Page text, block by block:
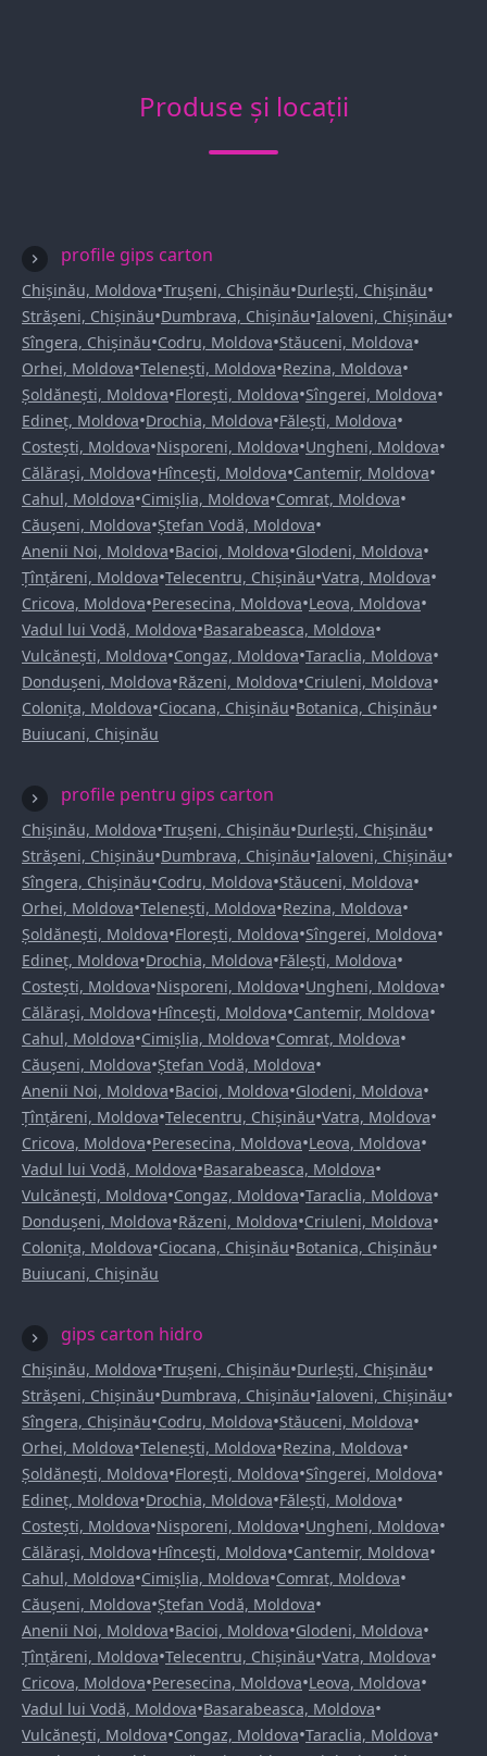
Produse și locații
profile gips carton
Chișinău, Moldova•Trușeni, Chișinău•Durlești, Chișinău•
Strășeni, Chișinău•Dumbrava, Chișinău•Ialoveni, Chișinău•
Sîngera, Chișinău•Codru, Moldova•Stăuceni, Moldova•
Orhei, Moldova•Telenești, Moldova•Rezina, Moldova•
Șoldănești, Moldova•Florești, Moldova•Sîngerei, Moldova•
Edineț, Moldova•Drochia, Moldova•Fălești, Moldova•
Costești, Moldova•Nisporeni, Moldova•Ungheni, Moldova•
Călărași, Moldova•Hîncești, Moldova•Cantemir, Moldova•
Cahul, Moldova•Cimișlia, Moldova•Comrat, Moldova•
Căușeni, Moldova•Ștefan Vodă, Moldova•
Anenii Noi, Moldova•Bacioi, Moldova•Glodeni, Moldova•
Țînțăreni, Moldova•Telecentru, Chișinău•Vatra, Moldova•
Cricova, Moldova•Peresecina, Moldova•Leova, Moldova•
Vadul lui Vodă, Moldova•Basarabeasca, Moldova•
Vulcănești, Moldova•Congaz, Moldova•Taraclia, Moldova•
Dondușeni, Moldova•Răzeni, Moldova•Criuleni, Moldova•
Colonița, Moldova•Ciocana, Chișinău•Botanica, Chișinău•
Buiucani, Chișinău
profile pentru gips carton
Chișinău, Moldova•Trușeni, Chișinău•Durlești, Chișinău•
Strășeni, Chișinău•Dumbrava, Chișinău•Ialoveni, Chișinău•
Sîngera, Chișinău•Codru, Moldova•Stăuceni, Moldova•
Orhei, Moldova•Telenești, Moldova•Rezina, Moldova•
Șoldănești, Moldova•Florești, Moldova•Sîngerei, Moldova•
Edineț, Moldova•Drochia, Moldova•Fălești, Moldova•
Costești, Moldova•Nisporeni, Moldova•Ungheni, Moldova•
Călărași, Moldova•Hîncești, Moldova•Cantemir, Moldova•
Cahul, Moldova•Cimișlia, Moldova•Comrat, Moldova•
Căușeni, Moldova•Ștefan Vodă, Moldova•
Anenii Noi, Moldova•Bacioi, Moldova•Glodeni, Moldova•
Țînțăreni, Moldova•Telecentru, Chișinău•Vatra, Moldova•
Cricova, Moldova•Peresecina, Moldova•Leova, Moldova•
Vadul lui Vodă, Moldova•Basarabeasca, Moldova•
Vulcănești, Moldova•Congaz, Moldova•Taraclia, Moldova•
Dondușeni, Moldova•Răzeni, Moldova•Criuleni, Moldova•
Colonița, Moldova•Ciocana, Chișinău•Botanica, Chișinău•
Buiucani, Chișinău
gips carton hidro
Chișinău, Moldova•Trușeni, Chișinău•Durlești, Chișinău•
Strășeni, Chișinău•Dumbrava, Chișinău•Ialoveni, Chișinău•
Sîngera, Chișinău•Codru, Moldova•Stăuceni, Moldova•
Orhei, Moldova•Telenești, Moldova•Rezina, Moldova•
Șoldănești, Moldova•Florești, Moldova•Sîngerei, Moldova•
Edineț, Moldova•Drochia, Moldova•Fălești, Moldova•
Costești, Moldova•Nisporeni, Moldova•Ungheni, Moldova•
Călărași, Moldova•Hîncești, Moldova•Cantemir, Moldova•
Cahul, Moldova•Cimișlia, Moldova•Comrat, Moldova•
Căușeni, Moldova•Ștefan Vodă, Moldova•
Anenii Noi, Moldova•Bacioi, Moldova•Glodeni, Moldova•
Țînțăreni, Moldova•Telecentru, Chișinău•Vatra, Moldova•
Cricova, Moldova•Peresecina, Moldova•Leova, Moldova•
Vadul lui Vodă, Moldova•Basarabeasca, Moldova•
Vulcănești, Moldova•Congaz, Moldova•Taraclia, Moldova•